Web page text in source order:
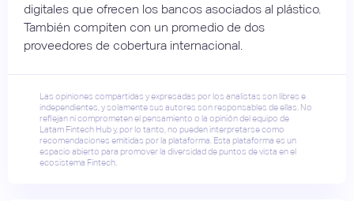
digitales que ofrecen los bancos asociados al plástico.
También compiten con un promedio de dos
proveedores de cobertura internacional.
Las opiniones compartidas y expresadas por los analistas son libres e
independientes, y solamente sus autores son responsables de ellas. No
reflejan ni comprometen el pensamiento o la opinión del equipo de
Latam Fintech Hub y, por lo tanto, no pueden interpretarse como
recomendaciones emitidas por la plataforma. Esta plataforma es un
espacio abierto para promover la diversidad de puntos de vista en el
ecosistema Fintech.